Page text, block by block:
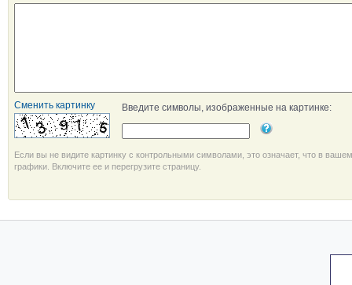
Сменить картинку Введите символы, изображенные на картинке:
Если вы не видите картинку с контрольными символами, это означает, что в
графики. Включите ее и перегрузите страницу.